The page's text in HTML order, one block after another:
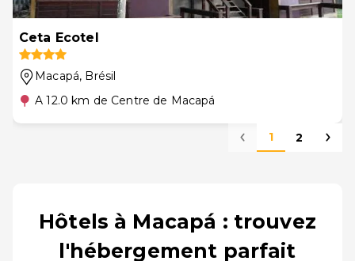
Ceta Ecotel
Macapá, Brésil
A 12.0 km de Centre de Macapá
1 2
Hôtels à Macapá : trouvez
l'hébergement parfait